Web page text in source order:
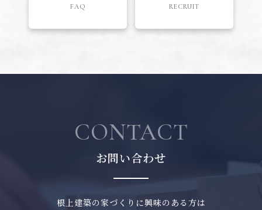
FAQ RECRUIT
CONTACT
お問い合わせ
根上建築の家づくりに興味のある方は